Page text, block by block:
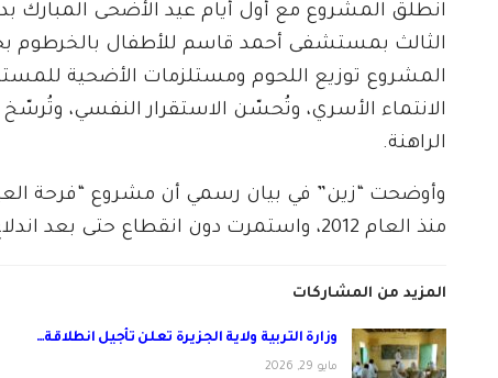
انطلق المشروع مع أول أيام عيد الأضحى المبارك
الثالث بمستشفى أحمد قاسم للأطفال بالخرطوم
المشروع توزيع اللحوم ومستلزمات الأضحية
الانتماء الأسري، وتُحسّن الاستقرار النفسي،
الراهنة.
وأوضحت “زين” في بيان رسمي أن مشروع “فرحة
منذ العام 2012، واستمرت دون انقطاع حتى بعد اندلاع الحرب.
المزيد من المشاركات
وزارة التربية ولاية الجزيرة تعلن تأجيل انطلاقة…
مايو 29, 2026